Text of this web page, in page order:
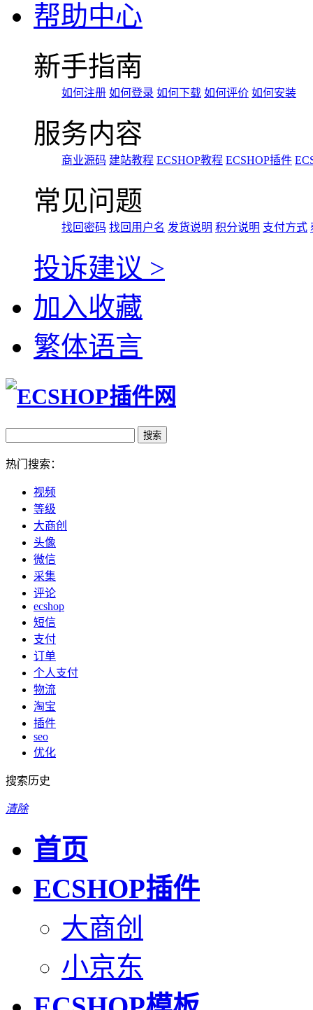
帮助中心
新手指南
如何注册 如何登录 如何下载 如何评价 如何安装
服务内容
商业源码 建站教程 ECSHOP教程 ECSHOP插件
常见问题
找回密码 找回用户名 发货说明 积分说明 支付方式
投诉建议 >
加入收藏
繁体语言
热门搜索：
视频
等级
大商创
头像
微信
采集
评论
ecshop
短信
支付
订单
个人支付
物流
淘宝
插件
seo
优化
搜索历史
清除
首页
ECSHOP插件
大商创
小京东